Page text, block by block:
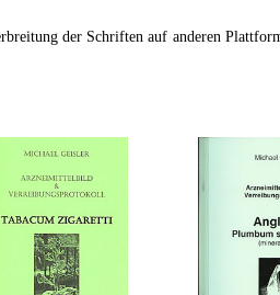
der Schriften auf anderen